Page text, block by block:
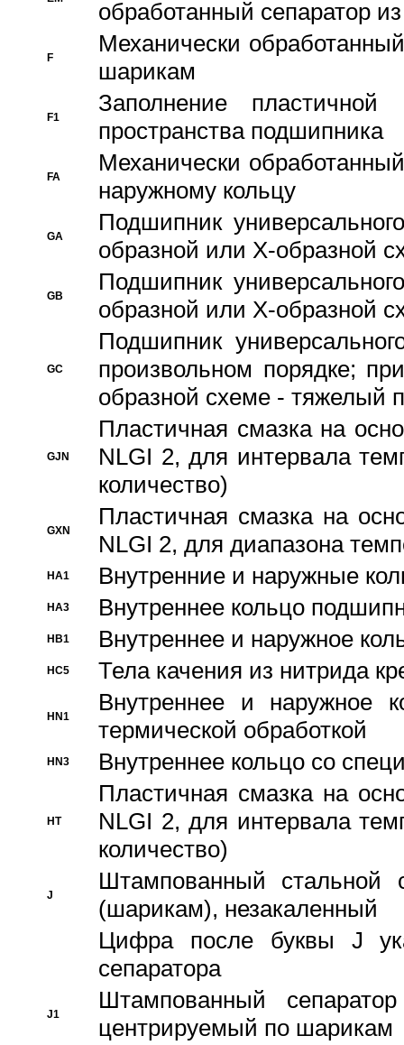
обработанный сепаратор
F
Механически
шарикам
F1
Заполнение
пространства подшипника
FA
Механически
наружному кольцу
GA
Подшипник
образной или Х-образной
GB
Подшипник
образной или Х-образной
GC
Подшипник
произвольном порядке;
образной схеме - тяжелый
GJN
Пластичная смазка на
NLGI 2, для интервала
количество)
GXN
Пластичная смазка на
NLGI 2, для диапазона
HA1 Внутренние и наружные
HA3 Bнутреннее кольцо
HB1 Bнутреннее и наружное
HC5 Тела качения из нитрида
HN1
Bнутреннее и наружное
термической обработкой
HN3 Внутреннее кольцо со
HT
Пластичная смазка на
NLGI 2, для интервала
количество)
J
Штампованный стальной
(шарикам), незакаленный
Цифра после буквы J
сепаратора
J1
Штампованный
центрируемый по шарикам